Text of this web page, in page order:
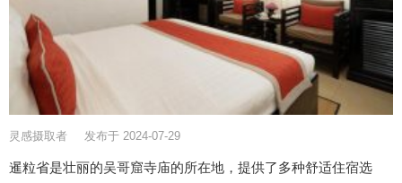
灵感摄取者 发布于 2024-07-29
暹粒省是壮丽的吴哥窟寺庙的所在地，提供了多种舒适住宿选